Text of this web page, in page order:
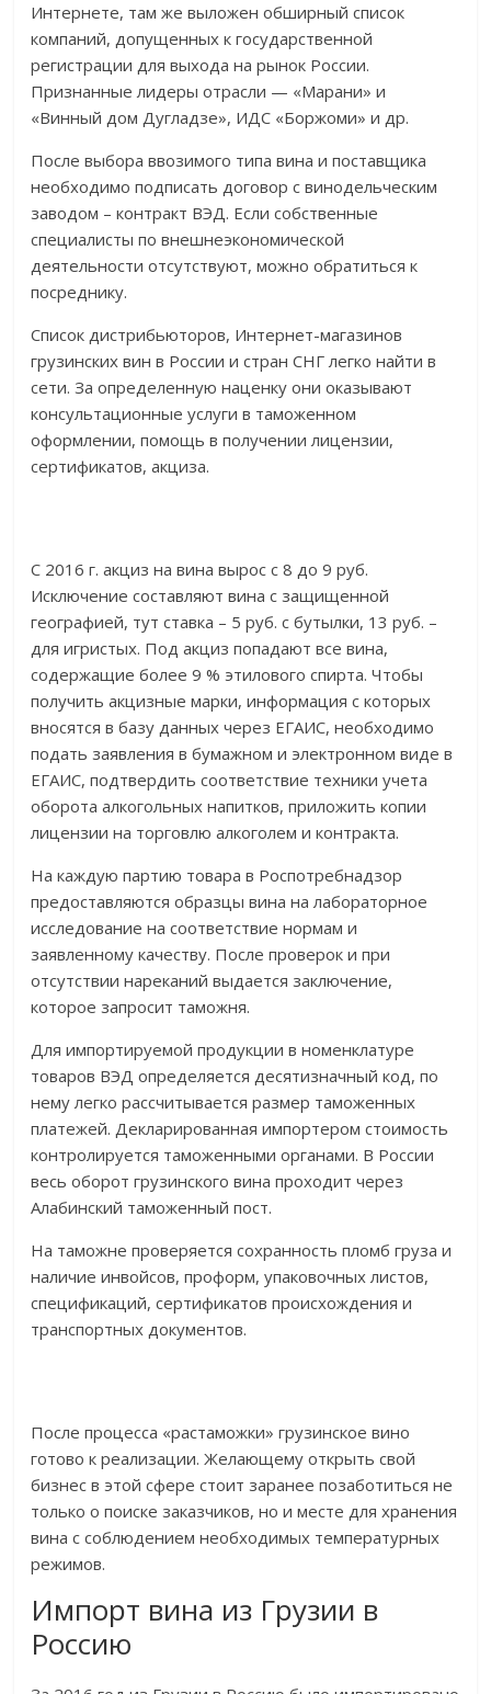
Интернете, там же выложен обширный список
компаний, допущенных к государственной
регистрации для выхода на рынок России.
Признанные лидеры отрасли — «Марани» и
«Винный дом Дугладзе», ИДС «Боржоми» и др.
После выбора ввозимого типа вина и поставщика
необходимо подписать договор с винодельческим
заводом – контракт ВЭД. Если собственные
специалисты по внешнеэкономической
деятельности отсутствуют, можно обратиться к
посреднику.
Список дистрибьюторов, Интернет-магазинов
грузинских вин в России и стран СНГ легко найти в
сети. За определенную наценку они оказывают
консультационные услуги в таможенном
оформлении, помощь в получении лицензии,
сертификатов, акциза.
С 2016 г. акциз на вина вырос с 8 до 9 руб.
Исключение составляют вина с защищенной
географией, тут ставка – 5 руб. с бутылки, 13 руб. –
для игристых. Под акциз попадают все вина,
содержащие более 9 % этилового спирта. Чтобы
получить акцизные марки, информация с которых
вносятся в базу данных через ЕГАИС, необходимо
подать заявления в бумажном и электронном виде в
ЕГАИС, подтвердить соответствие техники учета
оборота алкогольных напитков, приложить копии
лицензии на торговлю алкоголем и контракта.
На каждую партию товара в Роспотребнадзор
предоставляются образцы вина на лабораторное
исследование на соответствие нормам и
заявленному качеству. После проверок и при
отсутствии нареканий выдается заключение,
которое запросит таможня.
Для импортируемой продукции в номенклатуре
товаров ВЭД определяется десятизначный код, по
нему легко рассчитывается размер таможенных
платежей. Декларированная импортером стоимость
контролируется таможенными органами. В России
весь оборот грузинского вина проходит через
Алабинский таможенный пост.
На таможне проверяется сохранность пломб груза и
наличие инвойсов, проформ, упаковочных листов,
спецификаций, сертификатов происхождения и
транспортных документов.
После процесса «растаможки» грузинское вино
готово к реализации. Желающему открыть свой
бизнес в этой сфере стоит заранее позаботиться не
только о поиске заказчиков, но и месте для хранения
вина с соблюдением необходимых температурных
режимов.
Импорт вина из Грузии в
Россию